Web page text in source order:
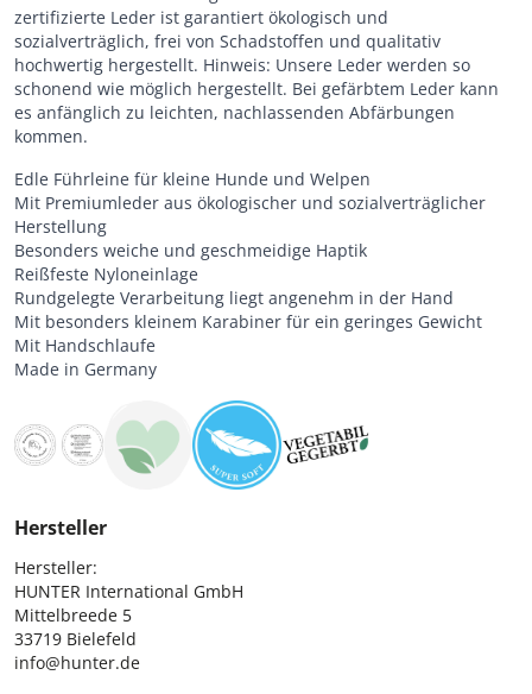
zertifizierte Leder ist garantiert ökologisch und
sozialverträglich, frei von Schadstoffen und qualitativ
hochwertig hergestellt. Hinweis: Unsere Leder werden so
schonend wie möglich hergestellt. Bei gefärbtem Leder kann
es anfänglich zu leichten, nachlassenden Abfärbungen
kommen.
Edle Führleine für kleine Hunde und Welpen
Mit Premiumleder aus ökologischer und sozialverträglicher
Herstellung
Besonders weiche und geschmeidige Haptik
Reißfeste Nyloneinlage
Rundgelegte Verarbeitung liegt angenehm in der Hand
Mit besonders kleinem Karabiner für ein geringes Gewicht
Mit Handschlaufe
Made in Germany
Hersteller
Hersteller:
HUNTER International GmbH
Mittelbreede 5
33719 Bielefeld
info@hunter.de